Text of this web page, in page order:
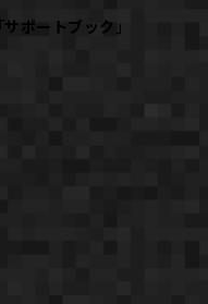
ポートブック」